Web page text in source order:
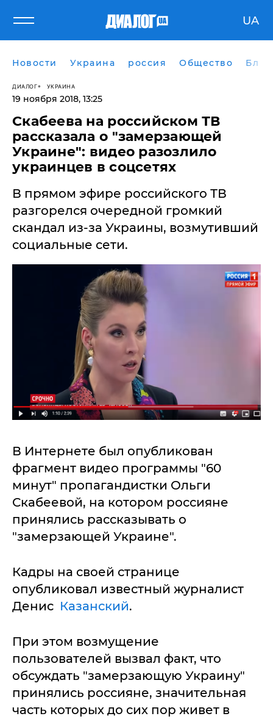
UA
Новости Украина россия Общество
ДИАЛОГ УКРАИНА
19 ноября 2018, 13:25
Скабеева на российском ТВ
рассказала о "замерзающей
Украине": видео разозлило
украинцев в соцсетях
​В прямом эфире российского ТВ
разгорелся очередной громкий
скандал из-за Украины, возмутивший
социальные сети.
В Интернете был опубликован
фрагмент видео программы "60
минут" пропагандистки Ольги
Скабеевой, на котором россияне
принялись рассказывать о
"замерзающей Украине".
Кадры на своей странице
опубликовал известный журналист
Денис Казанский.
При этом возмущение
пользователей вызвал факт, что
обсуждать "замерзающую Украину"
принялись россияне, значительная
часть которых до сих пор живет в